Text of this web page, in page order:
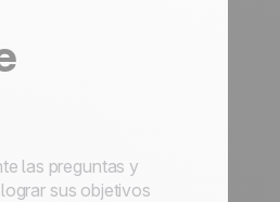
las preguntas y
sus objetivos